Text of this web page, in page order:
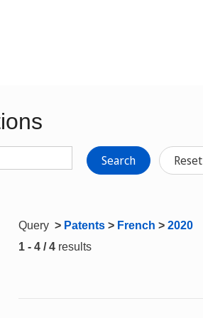
Search Reset
Query > Patents > French > 2020
1 - 4 / 4 results